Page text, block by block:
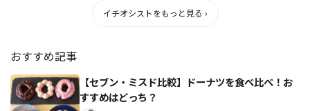
イチオシストをもっと見る ›
おすすめ記事
【セブン・ミスド比較】ドーナツを食べ比べ！お
すすめはどっち？